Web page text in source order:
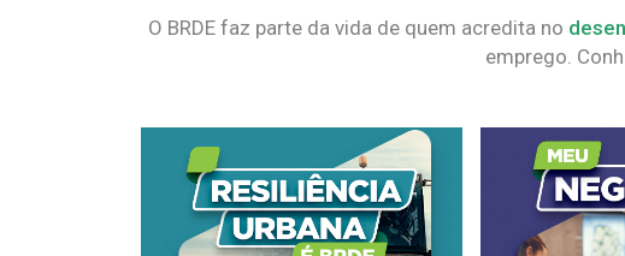
O BRDE faz parte da vida de quem acredita no
emprego.